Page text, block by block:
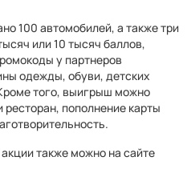
100 автомобилей, а также три
или 10 тысяч баллов,
у партнеров
одежды, обуви, детских
того, выигрыш можно
ресторан, пополнение карты
также можно на сайте